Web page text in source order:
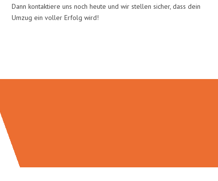
Dann kontaktiere uns noch heute und wir stellen sicher, dass dein
Umzug ein voller Erfolg wird!